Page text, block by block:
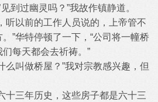
到过幽灵吗？”我故作镇静道。
以前的工作人员说的，上帝管不
”华特停顿了一下，“公司将一幢桥
每天都会去祈祷。”
叫做桥屋？”我对宗教感兴趣，但
三年历史，这些房子都是六十三